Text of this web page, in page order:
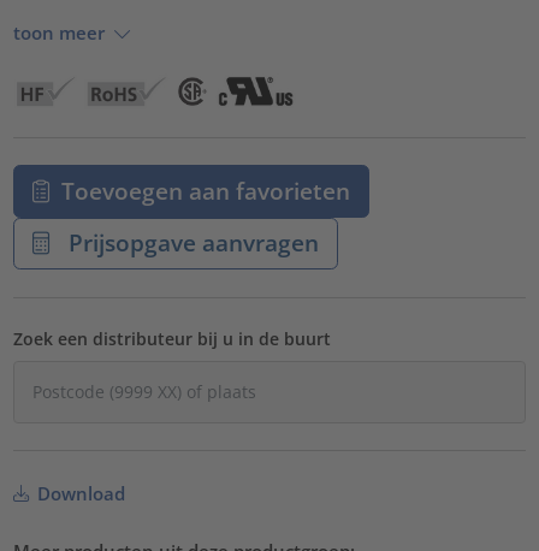
toon meer
Toevoegen aan favorieten
Prijsopgave aanvragen
Zoek een distributeur bij u in de buurt
Download